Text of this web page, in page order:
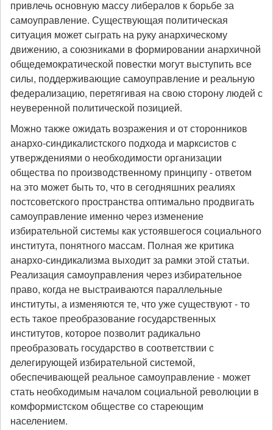
привлечь основную массу либералов к борьбе за
самоуправление. Существующая политическая
ситуация может сыграть на руку анархическому
движению, а союзниками в формировании анархичной
общедемократической повестки могут выступить все
силы, поддерживающие самоуправление и реальную
федерализацию, перетягивая на свою сторону людей с
неуверенной политической позицией.
Можно также ожидать возражения и от сторонников
анархо-синдикалистского подхода и марксистов с
утверждениями о необходимости организации
общества по производственному принципу - ответом
на это может быть то, что в сегодняшних реалиях
постсоветского пространства оптимально продвигать
самоуправление именно через изменение
избирательной системы как устоявшегося социального
института, понятного массам. Полная же критика
анархо-синдикализма выходит за рамки этой статьи.
Реализация самоуправления через избирательное
право, когда не выстраиваются параллельные
институты, а изменяются те, что уже существуют - то
есть такое преобразование государственных
институтов, которое позволит радикально
преобразовать государство в соответствии с
делегирующей избирательной системой,
обеспечивающей реальное самоуправление - может
стать необходимым началом социальной революции в
комформистском обществе со стареющим
населением.